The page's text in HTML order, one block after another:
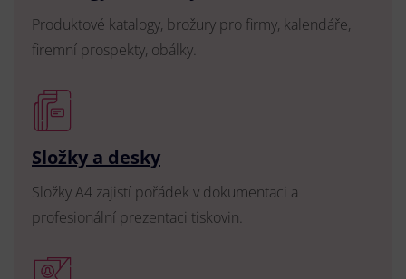
Produktové katalogy, brožury pro firmy, kalendáře,
firemní prospekty, obálky.
Složky a desky
Složky A4 zajistí pořádek v dokumentaci a
profesionální prezentaci tiskovin.